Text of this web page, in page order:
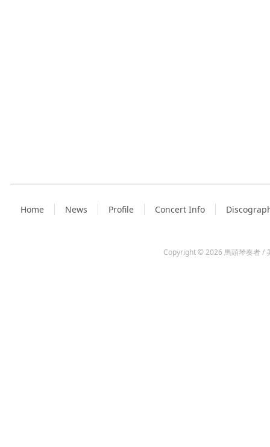
Home News Profile Concert Info
Copyright © 2026 馬頭琴奏者 /